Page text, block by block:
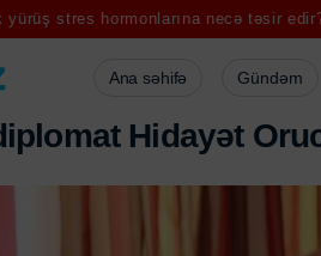
necə təsir edir? - FOTO
Ana səhifə Gündəm
iplomat Hidayət Oru